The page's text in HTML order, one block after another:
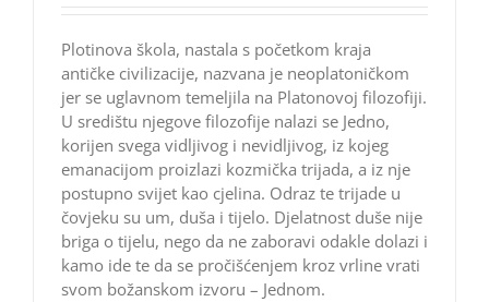
Plotinova škola, nastala s početkom kraja
antičke civilizacije, nazvana je neoplatoničkom
jer se uglavnom temeljila na Platonovoj filozofiji.
U središtu njegove filozofije nalazi se Jedno,
korijen svega vidljivog i nevidljivog, iz kojeg
emanacijom proizlazi kozmička trijada, a iz nje
postupno svijet kao cjelina. Odraz te trijade u
čovjeku su um, duša i tijelo. Djelatnost duše nije
briga o tijelu, nego da ne zaboravi odakle dolazi i
kamo ide te da se pročišćenjem kroz vrline vrati
svom božanskom izvoru – Jednom.